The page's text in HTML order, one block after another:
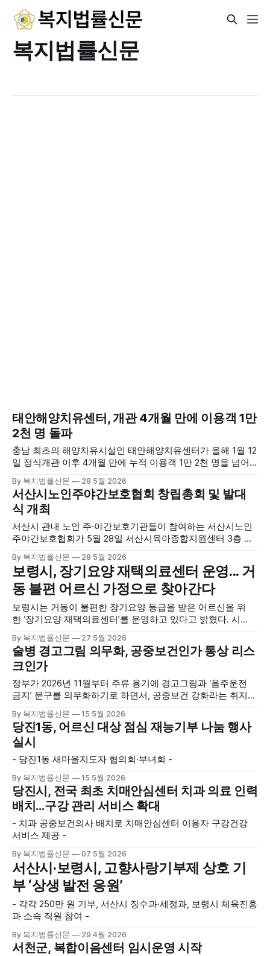
복지법률신문
태안해양치유센터, 개관 4개월 만에 이용객 1만
2천 명 돌파
충남 최초의 해양치유시설인 태안해양치유센터가 올해 1월 12
일 정식개관 이후 4개월 만에 누적 이용객 1만 2천 명을 넘어
양자원을 활용한 맞춤형 프로그램과 차별화된 웰니스 콘텐츠
를 선보이며 관광객과 군민의 발길을 끌고 있다. 센터는 염지
하수, 피트 등 태안의 청정 해양자원을 활용해 몸과 마음의 회
복을 돕는 다양한 프로그램을 운영하고
By 복지법률신문 28 5월 2026
서산시노인주야간보호협회 창립총회 및 발대
식 개최
서산시 관내 노인 주·야간보호기관들이 참여하는 서산시노인
주야간보호협회가 5월 28일 서산시육아종합지원센터 3층 공
행사에는 서산시 관내 주·야간보호기관 관계자와 종사자, 유관
기관 내빈 등 약 100여명이 참석했으며, 서산시청 관계자, 서
산시노인복지시설협회, 서산시재가복지협회, 서산시사회복지
사협회 등 지역 노인복지 관련 기관 관계자들이 함께해 협회
출범을 축하했다. 서산시노인주야간보호협회는 서산시 소재
By 복지법률신문 28 5월 2026
보령시, 장기요양 재택의료센터 운영... 거
동 불편 어르신 가정으로 찾아간다
보령시는 거동이 불편한 장기요양 등급을 받은 어르신을 위
한 ‘장기요양 재택의료센터’를 운영하고 있다고 밝혔다. 시
고 본격적인 서비스 제공에 나서고 있다. 재택의료센터
는 (한)의사가 거동 불편으로 의료기관 이용이 어렵다고 판단
한 장기요양 등급자를 대상으로, (한)의사·간호사·사회복지사
로 구성된 다학제 팀이 직접 가정을 방문해 건강관리서비스
를 제공하는
By 복지법률신문 27 5월 2026
술병 경고그림 의무화, 공중보건인가 통상 리스
크인가
정부가 2026년 11월부터 주류 용기에 경고그림과 ‘음주운전
금지’ 문구를 의무화하기로 하면서, 공중보건 강화라는 취지와
도는 국제 통상 규범, 영세업체 부담, 소비자 선택권 등 다양한
쟁점을 동시에 내포하고 있어 균형 잡힌 접근이 필요하다는 지
By 복지법률신문 15 5월 2026
당진1동, 어르신 대상 점심 재능기부 나눔 행사
실시
- 당진1동 새마을지도자 협의회·부녀회 -
By 복지법률신문 15 5월 2026
당진시, 전국 최초 치매안심센터 치과 의료 인력
배치…구강 관리 서비스 확대
- 치과 공중보건의사 배치로 치매안심센터 이용자 구강건강
서비스 제공 -
By 복지법률신문 07 5월 2026
서산시·보령시, 고향사랑기부제 상호 기
부 ‘상생 발전 응원’
- 각각 250만 원 기부, 서산시 징수과·세정과, 보령시 체육진흥
과 소속 직원 참여 -
By 복지법률신문 29 4월 2026
서천군, 복합이음센터 임시운영 시작